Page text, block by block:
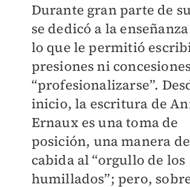
Durante gran parte de
se dedicó a la
lo que le permitió
presiones ni
“profesionalizarse”.
inicio, la escritura de
Ernaux es una toma de
posición, una manera
cabida al “orgullo de los
humillados”; pero,